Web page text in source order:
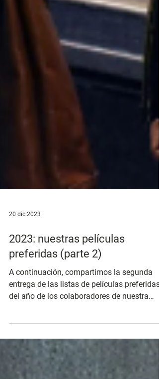
20 dic 2023
2023: nuestras películas
A continuación, compartimos la segunda
entrega de las listas de películas preferidas
del año de los colaboradores de nuestra
revista....